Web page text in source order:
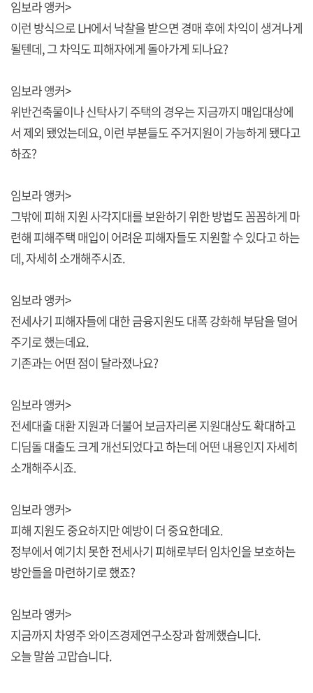
임보라 앵커>
이런 방식으로 LH에서 낙찰을 받으면 경매 후에 차익이 생겨나게
될텐데, 그 차익도 피해자에게 돌아가게 되나요?
임보라 앵커>
위반건축물이나 신탁사기 주택의 경우는 지금까지 매입대상에
서 제외 됐었는데요, 이런 부분들도 주거지원이 가능하게 됐다고
하죠?
임보라 앵커>
그밖에 피해 지원 사각지대를 보완하기 위한 방법도 꼼꼼하게 마
련해 피해주택 매입이 어려운 피해자들도 지원할 수 있다고 하는
데, 자세히 소개해주시죠.
임보라 앵커>
전세사기 피해자들에 대한 금융지원도 대폭 강화해 부담을 덜어
주기로 했는데요.
기존과는 어떤 점이 달라졌나요?
임보라 앵커>
전세대출 대환 지원과 더불어 보금자리론 지원대상도 확대하고
디딤돌 대출도 크게 개선되었다고 하는데 어떤 내용인지 자세히
소개해주시죠.
임보라 앵커>
피해 지원도 중요하지만 예방이 더 중요한데요.
정부에서 예기치 못한 전세사기 피해로부터 임차인을 보호하는
방안들을 마련하기로 했죠?
임보라 앵커>
지금까지 차영주 와이즈경제연구소장과 함께했습니다.
오늘 말씀 고맙습니다.